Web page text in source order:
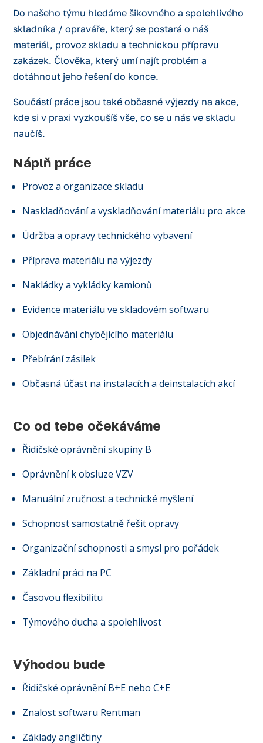
Do našeho týmu hledáme šikovného a spolehlivého
skladníka / opraváře, který se postará o náš
materiál, provoz skladu a technickou přípravu
zakázek. Člověka, který umí najít problém a
dotáhnout jeho řešení do konce.
Součástí práce jsou také občasné výjezdy na akce,
kde si v praxi vyzkoušíš vše, co se u nás ve skladu
naučíš.
Náplň práce
Provoz a organizace skladu
Naskladňování a vyskladňování materiálu pro akce
Údržba a opravy technického vybavení
Příprava materiálu na výjezdy
Nakládky a vykládky kamionů
Evidence materiálu ve skladovém softwaru
Objednávání chybějícího materiálu
Přebírání zásilek
Občasná účast na instalacích a deinstalacích akcí
Co od tebe očekáváme
Řidičské oprávnění skupiny B
Oprávnění k obsluze VZV
Manuální zručnost a technické myšlení
Schopnost samostatně řešit opravy
Organizační schopnosti a smysl pro pořádek
Základní práci na PC
Časovou flexibilitu
Týmového ducha a spolehlivost
Výhodou bude
Řidičské oprávnění B+E nebo C+E
Znalost softwaru Rentman
Základy angličtiny